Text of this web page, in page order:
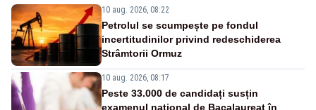
10 aug. 2026, 08:22
Petrolul se scumpește pe fondul
incertitudinilor privind redeschiderea
Strâmtorii Ormuz
10 aug. 2026, 08:17
Peste 33.000 de candidați susțin
examenul național de Bacalaureat în